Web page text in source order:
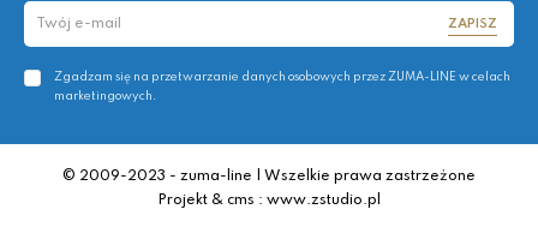
ZAPISZ
Zgadzam się na przetwarzanie danych osobowych przez ZUMA-LINE w celach
marketingowych.
© 2009-2023 - zuma-line | Wszelkie prawa zastrzeżone
Projekt & cms : www.zstudio.pl